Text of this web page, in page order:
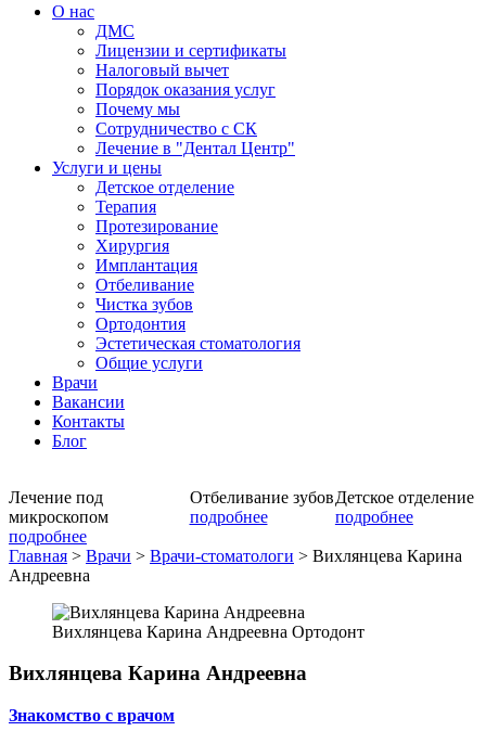
О нас
ДМС
Лицензии и сертификаты
Налоговый вычет
Порядок оказания услуг
Почему мы
Сотрудничество с СК
Лечение в "Дентал Центр"
Услуги и цены
Детское отделение
Терапия
Протезирование
Хирургия
Имплантация
Отбеливание
Чистка зубов
Ортодонтия
Эстетическая стоматология
Общие услуги
Врачи
Вакансии
Контакты
Блог
Лечение под
микроскопом
подробнее
Отбеливание зубов
подробнее
Детское отделение
подробнее
Главная > Врачи > Врачи-стоматологи > Вихлянцева Карина
Андреевна
Вихлянцева Карина Андреевна Ортодонт
Вихлянцева Карина Андреевна
Знакомство с врачом